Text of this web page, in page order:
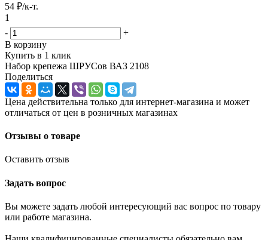
54 ₽/к-т.
1
-
+
В корзину
Купить в 1 клик
Набор крепежа ШРУСов ВАЗ 2108
Поделиться
Цена действительна только для интернет-магазина и может
отличаться от цен в розничных магазинах
Отзывы о товаре
Оставить отзыв
Задать вопрос
Вы можете задать любой интересующий вас вопрос по товару
или работе магазина.